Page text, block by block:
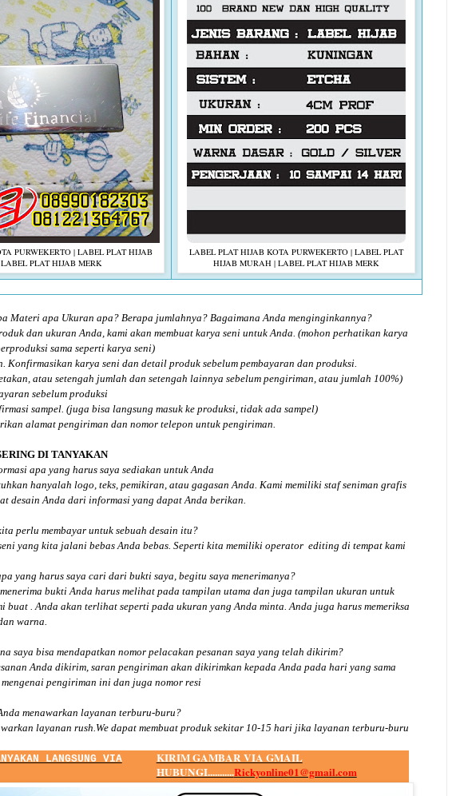
PURWEKERTO | LABEL PLAT HIJAB
PLAT HIJAB MERK
LABEL PLAT HIJAB KOTA PURWEKERTO | LABEL PLAT
HIJAB MURAH | LABEL PLAT HIJAB MERK
Materi apa Ukuran apa? Berapa jumlahnya? Bagaimana Anda menginginkannya?
dan ukuran Anda, kami akan membuat karya seni untuk Anda. (mohon perhatikan karya
sama seperti karya seni)
Konfirmasikan karya seni dan detail produk sebelum pembayaran dan produksi.
atau setengah jumlah dan setengah lainnya sebelum pengiriman, atau jumlah 100%)
sebelum produksi
sampel. (juga bisa langsung masuk ke produksi, tidak ada sampel)
alamat pengiriman dan nomor telepon untuk pengiriman.
DI TANYAKAN
apa yang harus saya sediakan untuk Anda
hanyalah logo, teks, pemikiran, atau gagasan Anda. Kami memiliki staf seniman grafis
desain Anda dari informasi yang dapat Anda berikan.
perlu membayar untuk sebuah desain itu?
yang kita jalani bebas Anda bebas. Seperti kita memiliki operator editing di tempat kami
yang harus saya cari dari bukti saya, begitu saya menerimanya?
bukti Anda harus melihat pada tampilan utama dan juga tampilan ukuran untuk
buat . Anda akan terlihat seperti pada ukuran yang Anda minta. Anda juga harus memeriksa
warna.
saya bisa mendapatkan nomor pelacakan pesanan saya yang telah dikirim?
Anda dikirim, saran pengiriman akan dikirimkan kepada Anda pada hari yang sama
pengiriman ini dan juga nomor resi
menawarkan layanan terburu-buru?
layanan rush.We dapat membuat produk sekitar 10-15 hari jika layanan terburu-buru
LANGSUNG VIA
KIRIM GAMBAR VIA GMAIL
HUBUNGI...........Rickyonline01@gmail.com